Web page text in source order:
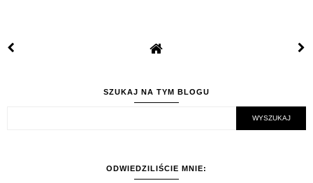
SZUKAJ NA TYM BLOGU
ODWIEDZILIŚCIE MNIE: